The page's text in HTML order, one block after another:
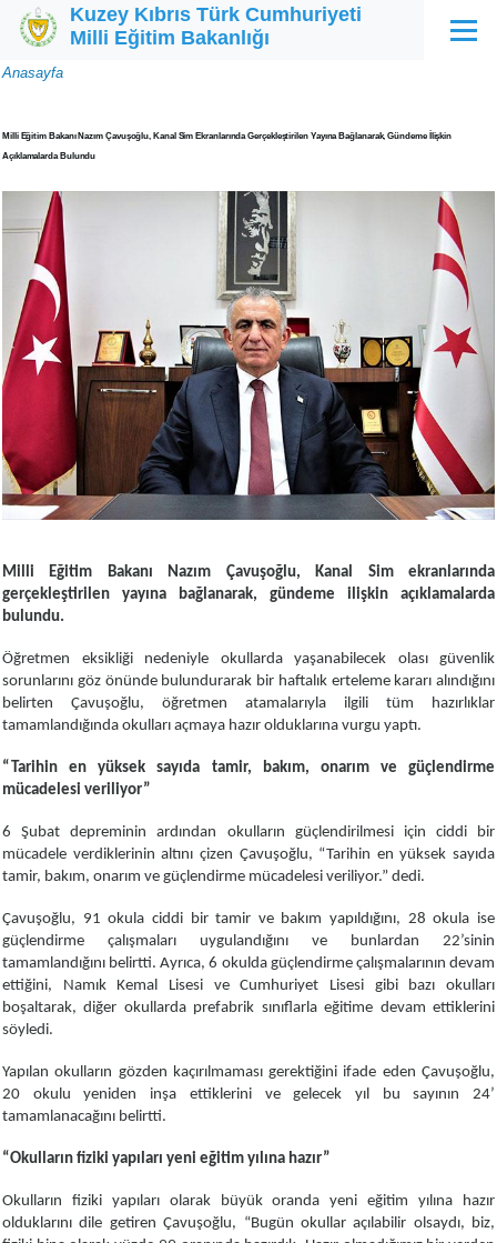
Ana içeriğe atla
Kuzey Kıbrıs Türk Cumhuriyeti
Milli Eğitim Bakanlığı
Menü
Sayfa
Anasayfa
Milli Eğitim Bakanı Nazım Çavuşoğlu, Kanal Sim Ekranlarında Gerçekleştirilen Yayına Bağlanarak, Gündeme İlişkin
Açıklamalarda Bulundu
Milli Eğitim Bakanı Nazım Çavuşoğlu, Kanal Sim ekranlarında
gerçekleştirilen yayına bağlanarak, gündeme ilişkin açıklamalarda
bulundu.
Öğretmen eksikliği nedeniyle okullarda yaşanabilecek olası güvenlik
sorunlarını göz önünde bulundurarak bir haftalık erteleme kararı alındığını
belirten Çavuşoğlu, öğretmen atamalarıyla ilgili tüm hazırlıklar
tamamlandığında okulları açmaya hazır olduklarına vurgu yaptı.
“Tarihin en yüksek sayıda tamir, bakım, onarım ve güçlendirme
mücadelesi veriliyor”
6 Şubat depreminin ardından okulların güçlendirilmesi için ciddi bir
mücadele verdiklerinin altını çizen Çavuşoğlu, “Tarihin en yüksek sayıda
tamir, bakım, onarım ve güçlendirme mücadelesi veriliyor.” dedi.
Çavuşoğlu, 91 okula ciddi bir tamir ve bakım yapıldığını, 28 okula ise
güçlendirme çalışmaları uygulandığını ve bunlardan 22’sinin
tamamlandığını belirtti. Ayrıca, 6 okulda güçlendirme çalışmalarının devam
ettiğini, Namık Kemal Lisesi ve Cumhuriyet Lisesi gibi bazı okulları
boşaltarak, diğer okullarda prefabrik sınıflarla eğitime devam ettiklerini
söyledi.
Yapılan okulların gözden kaçırılmaması gerektiğini ifade eden Çavuşoğlu,
20 okulu yeniden inşa ettiklerini ve gelecek yıl bu sayının 24’
tamamlanacağını belirtti.
“Okulların fiziki yapıları yeni eğitim yılına hazır”
Okulların fiziki yapıları olarak büyük oranda yeni eğitim yılına hazır
olduklarını dile getiren Çavuşoğlu, “Bugün okullar açılabilir olsaydı, biz,